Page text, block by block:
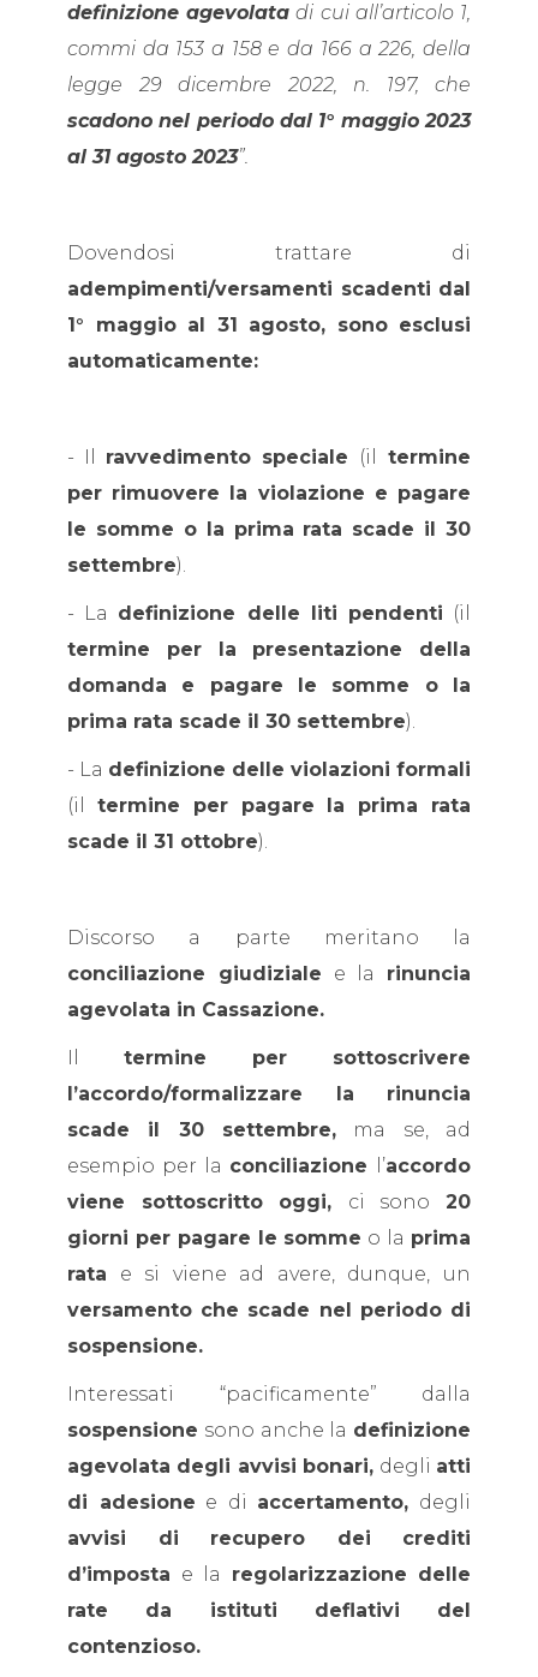
definizione agevolata di cui all’articolo 1,
commi da 153 a 158 e da 166 a 226, della
legge 29 dicembre 2022, n. 197, che
scadono nel periodo dal 1° maggio 2023
al 31 agosto 2023”.
Dovendosi trattare di
adempimenti/versamenti scadenti dal
1° maggio al 31 agosto, sono esclusi
automaticamente:
- Il ravvedimento speciale (il
termine
per rimuovere la violazione e pagare
le somme o la prima rata scade il 30
settembre).
- La definizione delle liti pendenti (il
termine per la presentazione della
domanda e pagare le somme o la
prima rata scade il 30 settembre).
- La definizione delle violazioni formali
(il termine per pagare la prima rata
scade il 31 ottobre).
Discorso a parte meritano la
conciliazione giudiziale e la rinuncia
agevolata in Cassazione.
termine per sottoscrivere
l’accordo/formalizzare la rinuncia
scade il 30 settembre, ma se, ad
esempio per la conciliazione l’accordo
viene sottoscritto oggi, ci sono20
giorni per pagare le somme o la prima
rata e si viene ad avere, dunque, un
versamento che scade nel periodo di
sospensione.
Interessati “pacificamente” dalla
sospensione sono anche la definizione
agevolata degli avvisi bonari, degli atti
di adesione e di accertamento, degli
avvisi di recupero dei crediti
d’imposta e la regolarizzazione delle
rate da istituti deflativi del
contenzioso.